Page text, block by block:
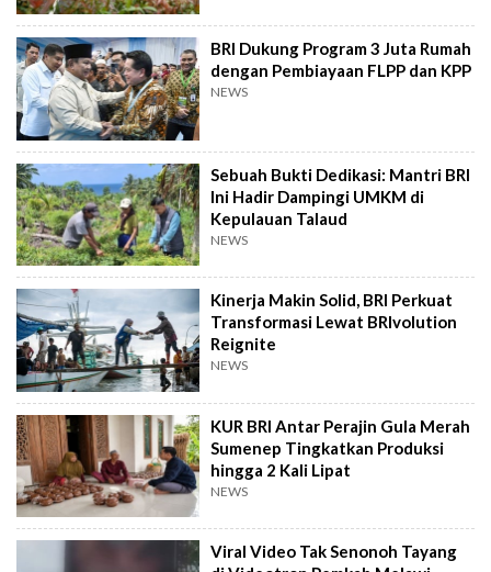
BRI Dukung Program 3 Juta Rumah
dengan Pembiayaan FLPP dan KPP
NEWS
Sebuah Bukti Dedikasi: Mantri BRI
Ini Hadir Dampingi UMKM di
Kepulauan Talaud
NEWS
Kinerja Makin Solid, BRI Perkuat
Transformasi Lewat BRIvolution
Reignite
NEWS
KUR BRI Antar Perajin Gula Merah
Sumenep Tingkatkan Produksi
hingga 2 Kali Lipat
NEWS
Viral Video Tak Senonoh Tayang